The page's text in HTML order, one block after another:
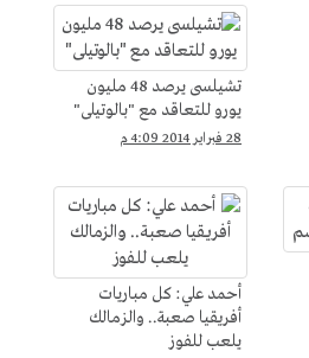
تشيلسى يرصد 48 مليون
يورو للتعاقد مع "بالوتيلى"
28 فبراير 2014 4:09 م
أحمد علي: كل مباريات
أفريقيا صعبة.. والزمالك
يلعب للفوز